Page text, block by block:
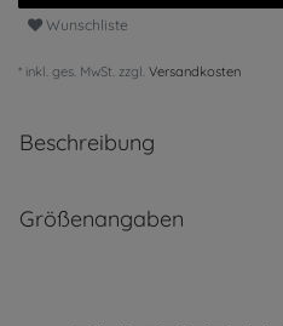
Wunschliste
* inkl. ges. MwSt. zzgl. Versandkosten
Beschreibung
Größenangaben